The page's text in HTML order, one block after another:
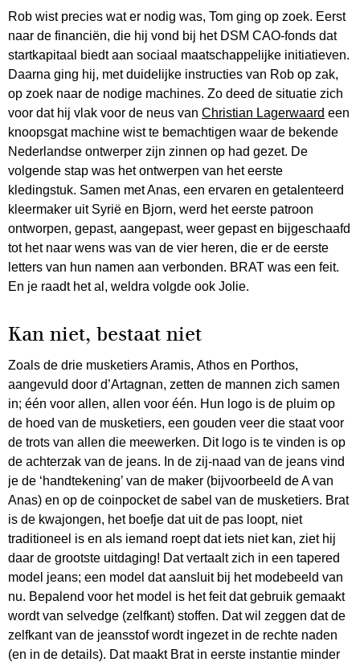
Rob wist precies wat er nodig was, Tom ging op zoek. Eerst
naar de financiën, die hij vond bij het DSM CAO-fonds dat
startkapitaal biedt aan sociaal maatschappelijke initiatieven.
Daarna ging hij, met duidelijke instructies van Rob op zak,
op zoek naar de nodige machines. Zo deed de situatie zich
voor dat hij vlak voor de neus van Christian Lagerwaard een
knoopsgat machine wist te bemachtigen waar de bekende
Nederlandse ontwerper zijn zinnen op had gezet. De
volgende stap was het ontwerpen van het eerste
kledingstuk. Samen met Anas, een ervaren en getalenteerd
kleermaker uit Syrië en Bjorn, werd het eerste patroon
ontworpen, gepast, aangepast, weer gepast en bijgeschaafd
tot het naar wens was van de vier heren, die er de eerste
letters van hun namen aan verbonden. BRAT was een feit.
En je raadt het al, weldra volgde ook Jolie.
Kan niet, bestaat niet
Zoals de drie musketiers Aramis, Athos en Porthos,
aangevuld door d’Artagnan, zetten de mannen zich samen
in; één voor allen, allen voor één. Hun logo is de pluim op
de hoed van de musketiers, een gouden veer die staat voor
de trots van allen die meewerken. Dit logo is te vinden is op
de achterzak van de jeans. In de zij-naad van de jeans vind
je de ‘handtekening’ van de maker (bijvoorbeeld de A van
Anas) en op de coinpocket de sabel van de musketiers. Brat
is de kwajongen, het boefje dat uit de pas loopt, niet
traditioneel is en als iemand roept dat iets niet kan, ziet hij
daar de grootste uitdaging! Dat vertaalt zich in een tapered
model jeans; een model dat aansluit bij het modebeeld van
nu. Bepalend voor het model is het feit dat gebruik gemaakt
wordt van selvedge (zelfkant) stoffen. Dat wil zeggen dat de
zelfkant van de jeansstof wordt ingezet in de rechte naden
(en in de details). Dat maakt Brat in eerste instantie minder